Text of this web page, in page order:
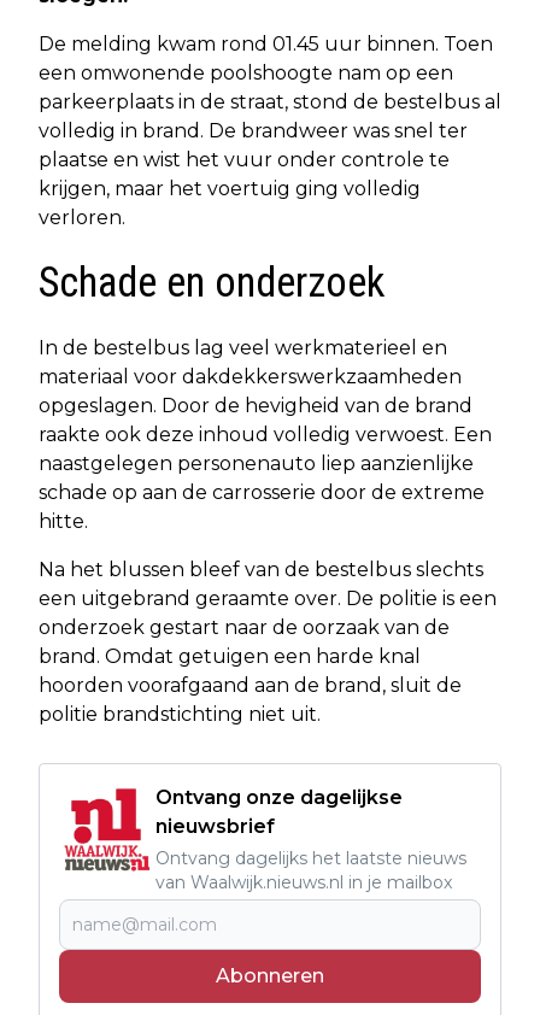
De melding kwam rond 01.45 uur binnen. Toen
een omwonende poolshoogte nam op een
parkeerplaats in de straat, stond de bestelbus al
volledig in brand. De brandweer was snel ter
plaatse en wist het vuur onder controle te
krijgen, maar het voertuig ging volledig
verloren.
Schade en onderzoek
In de bestelbus lag veel werkmaterieel en
materiaal voor dakdekkerswerkzaamheden
opgeslagen. Door de hevigheid van de brand
raakte ook deze inhoud volledig verwoest. Een
naastgelegen personenauto liep aanzienlijke
schade op aan de carrosserie door de extreme
hitte.
Na het blussen bleef van de bestelbus slechts
een uitgebrand geraamte over. De politie is een
onderzoek gestart naar de oorzaak van de
brand. Omdat getuigen een harde knal
hoorden voorafgaand aan de brand, sluit de
politie brandstichting niet uit.
Ontvang onze dagelijkse
nieuwsbrief
Ontvang dagelijks het laatste nieuws
van Waalwijk.nieuws.nl in je mailbox
Abonneren